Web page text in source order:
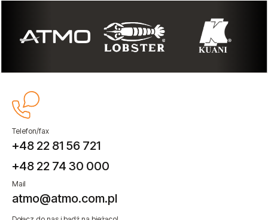
Telefon/fax
+48 22 81 56 721
+48 22 74 30 000
Mail
atmo@atmo.com.pl